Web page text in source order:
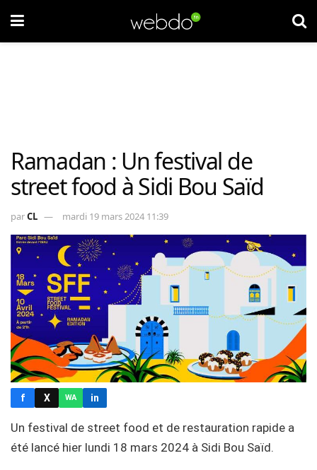
Ramadan : Un festival de
street food à Sidi Bou Saïd
parCL mardi 19 mars 2024 11:39
f X WA in
Un festival de street food et de restauration rapide a
été lancé hier lundi 18 mars 2024 à Sidi Bou Saïd.